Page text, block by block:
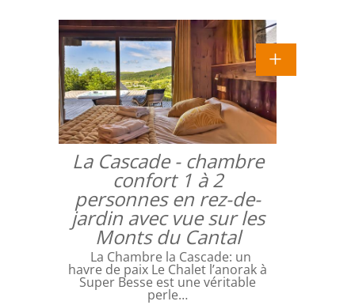
La Cascade - chambre
confort 1 à 2
personnes en rez-de-
jardin avec vue sur les
Monts du Cantal
La Chambre la Cascade: un
havre de paix Le Chalet l’anorak à
Super Besse est une véritable
perle…